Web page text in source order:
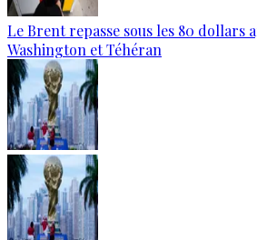
Le Brent repasse sous les 80 dollars
Washington et Téhéran